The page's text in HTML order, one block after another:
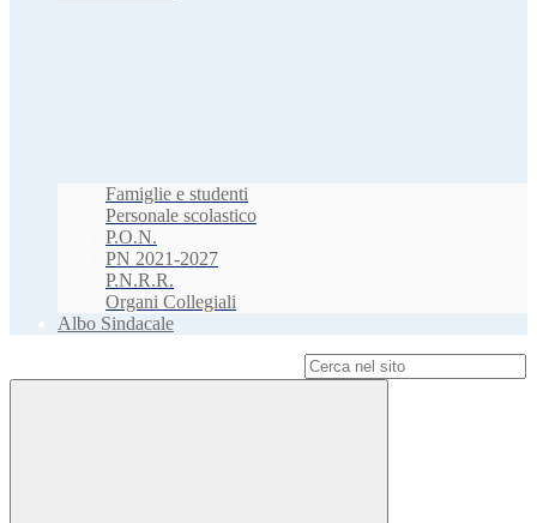
Famiglie e studenti
Personale scolastico
P.O.N.
PN 2021-2027
P.N.R.R.
Organi Collegiali
Albo Sindacale